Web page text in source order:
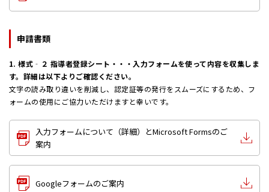
申請書類
1. 様式‐２ 指導者登録シート・・・入力フォームを使って内容を収集しま
す。詳細は以下よりご確認ください。
文字の読み取り違いを削減し、認定証等の発行をスムーズにするため、フ
ォームの使用にご協力いただけますと幸いです。
入力フォームについて（詳細）とMicrosoft Formsのご
案内
Googleフォームのご案内